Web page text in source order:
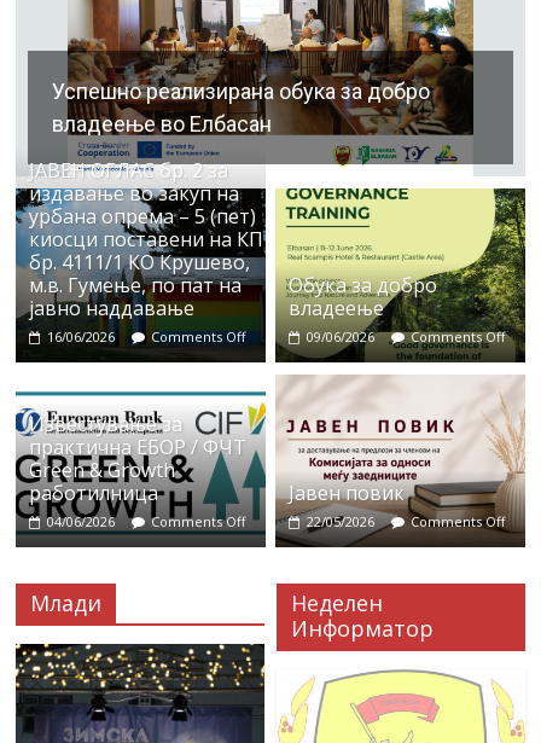
Успешно реализирана обука за добро
владеење во Елбасан
ЈАВЕН ОГЛАС бр. 2 за
издавање во закуп на
урбана опрема – 5 (пет)
киосци поставени на КП
бр. 4111/1 КО Крушево,
м.в. Гумење, по пат на
јавно наддавање
16/06/2026 Comments Off
Обука за добро
владеење
09/06/2026 Comments Off
Известување за
практична ЕБОР / ФЧТ
Green & Growth
работилница
04/06/2026 Comments Off
Јавен повик
22/05/2026 Comments Off
Млади
Неделен
Информатор